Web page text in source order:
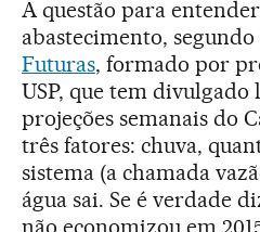
A questão para
abastecimento,
Futuras, formado por
USP, que tem divulgado
projeções semanais do
três fatores: chuva,
sistema (a chamada
água sai. Se é verdade
não economizou em